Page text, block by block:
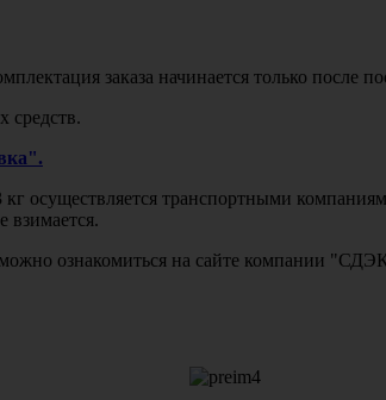
заказа начинается только после
3 кг осуществляется транспортными
взимается.
ознакомиться на сайте компании